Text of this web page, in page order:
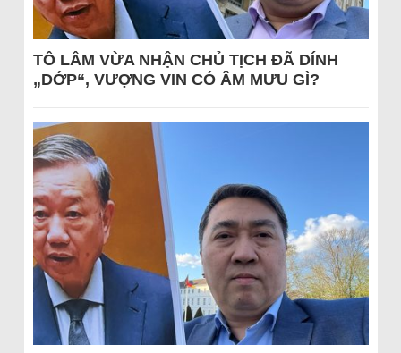
TÔ LÂM VỪA NHẬN CHỦ TỊCH ĐÃ DÍNH
„DỚP“, VƯỢNG VIN CÓ ÂM MƯU GÌ?